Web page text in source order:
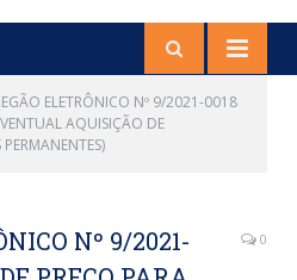
ELETRÔNICO Nº 9/2021-0018
AQUISIÇÃO DE
Nº 9/2021-
0